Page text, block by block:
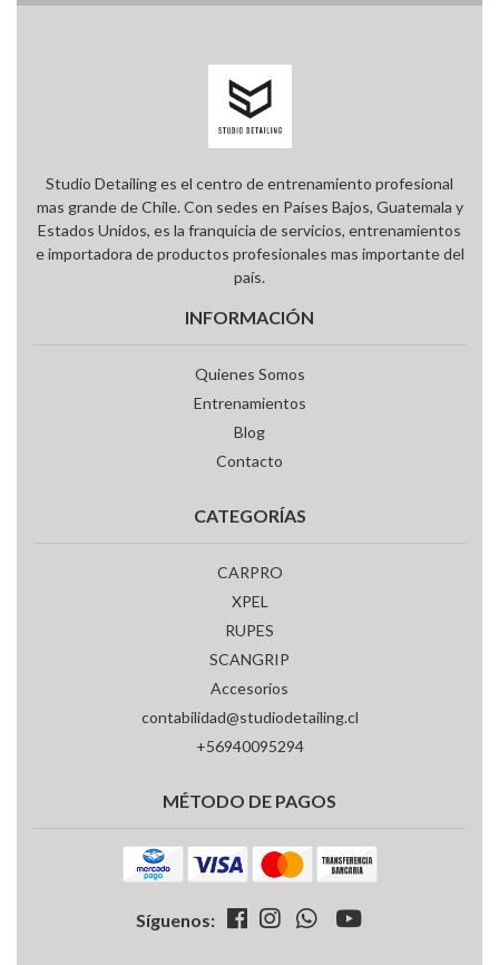
Studio Detailing es el centro de entrenamiento profesional
mas grande de Chile. Con sedes en Países Bajos, Guatemala y
Estados Unidos, es la franquicia de servicios, entrenamientos
e importadora de productos profesionales mas importante del
país.
INFORMACIÓN
Quienes Somos
Entrenamientos
Blog
Contacto
CATEGORÍAS
CARPRO
XPEL
RUPES
SCANGRIP
Accesorios
contabilidad@studiodetailing.cl
+56940095294
MÉTODO DE PAGOS
Síguenos: